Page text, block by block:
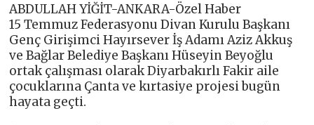
ABDULLAH YİĞİT-ANKARA-Özel Haber
15 Temmuz Federasyonu Divan Kurulu Başkanı
Genç Girişimci Hayırsever İş Adamı Aziz Akkuş
ve Bağlar Belediye Başkanı Hüseyin Beyoğlu
ortak çalışması olarak Diyarbakırlı Fakir aile
çocuklarına Çanta ve kırtasiye projesi bugün
hayata geçti.